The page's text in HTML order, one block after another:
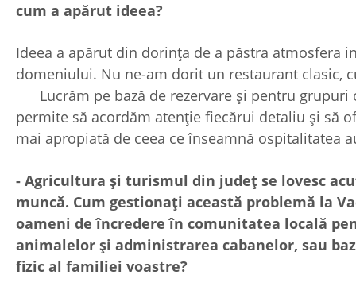
cum a apărut ideea?
Ideea a apărut din dorința de a păstra atmosfera
domeniului. Nu ne-am dorit un restaurant clasic,
Lucrăm pe bază de rezervare și pentru grupuri
permite să acordăm atenție fiecărui detaliu și să
mai apropiată de ceea ce înseamnă ospitalitatea
- Agricultura și turismul din județ se lovesc
muncă. Cum gestionați această problemă la
oameni de încredere în comunitatea locală
animalelor și administrarea cabanelor, sau
fizic al familiei voastre?